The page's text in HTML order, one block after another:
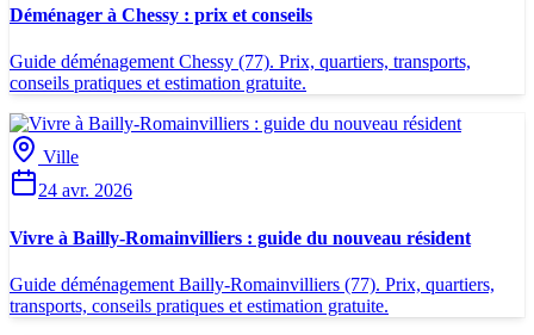
Déménager à Chessy : prix et conseils
Guide déménagement Chessy (77). Prix, quartiers, transports,
conseils pratiques et estimation gratuite.
Ville
24 avr. 2026
Vivre à Bailly-Romainvilliers : guide du nouveau résident
Guide déménagement Bailly-Romainvilliers (77). Prix, quartiers,
transports, conseils pratiques et estimation gratuite.